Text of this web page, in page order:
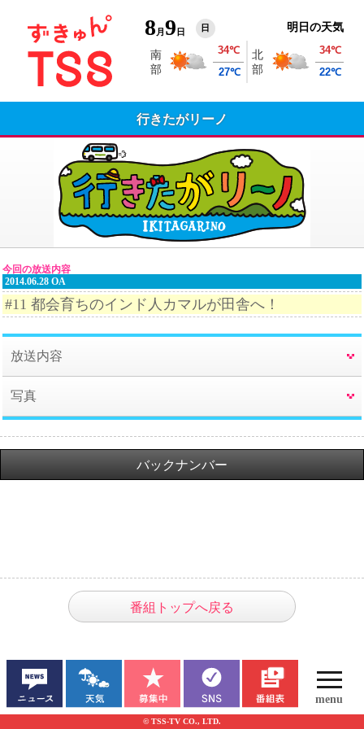
8 月9 日 日 明日の天気
行きたがリーノ
今回の放送内容
2014.06.28 OA
#11 都会育ちのインド人カマルが田舎へ！
放送内容
写真
バックナンバー
番組トップへ戻る
© TSS-TV CO., LTD.